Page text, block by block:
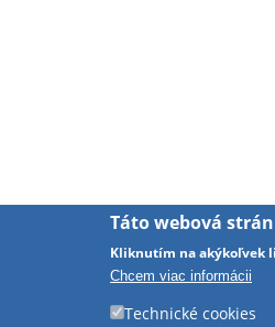
Táto webová
Kliknutím na akýkoľvek
Chcem viac informácii
Technické cookies